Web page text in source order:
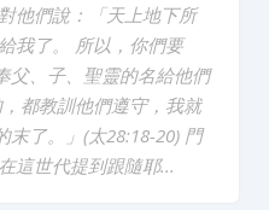
他們說：「天上地下所
我了。 所以，你們要
父、子、聖靈的名給他們
都教訓他們遵守，我就
末了。」(太28:18-20) 門
這世代提到跟隨耶...